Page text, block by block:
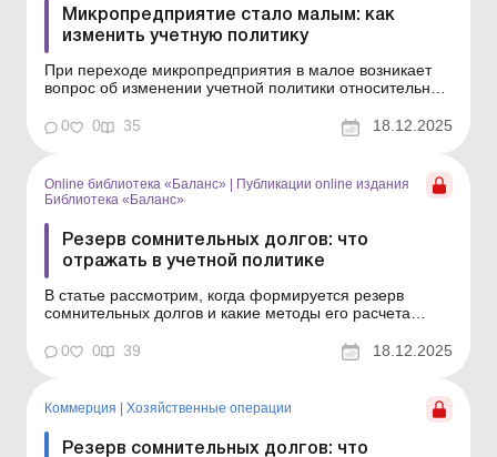
Микропредприятие стало малым: как
изменить учетную политику
При переходе микропредприятия в малое возникает
вопрос об изменении учетной политики относительно
и т. п. В статье расскажем, что предприятие должно
принять во внимание, изменяя группу по размеру.
0 0 35 18.12.2025
Online библиотека «Баланс» | Публикации online издания
Библиотека «Баланс»
Резерв сомнительных долгов: что
отражать в учетной политике
В статье рассмотрим, когда формируется резерв
сомнительных долгов и какие методы его расчета
политика: внутренний документ предприятия, который
его защищает» Резерв сомнительных долгов
задолженн...
0 0 39 18.12.2025
Коммерция Хозяйственные операции
Резерв сомнительных долгов: что